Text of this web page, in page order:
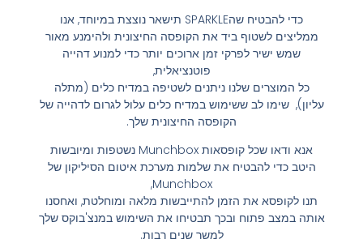
כדי להבטיח שהSPARKLE תישאר נוצצת במיוחד, אנו
ממליצים לשטוף ביד את הקופסה החיצונית ולהימנע מאור
שמש ישיר לפרקי זמן ארוכים יותר כדי למנוע דהייה
פוטנציאלית,
כל המוצרים שלנו ניתנים לשטיפה במדיח כלים (מתלה
עליון), שימו לב ששימוש במדיח כלים עלול לגרום לדהייה של
הקופסה החיצונית שלך.
אנא ודאו שכל קופסאות Munchbox נשטפות ומיובשות
היטב כדי להבטיח את שלמות מערכת איטום הסיליקון של
Munchbox,
תנו לקופסא את הזמן להתייבשות מלאה ומוחלטת, ואחסנו
אותה במצב פתוח ובכך תבטיחו את השימוש במנצ'בוקס שלך
למשך שנים רבות.